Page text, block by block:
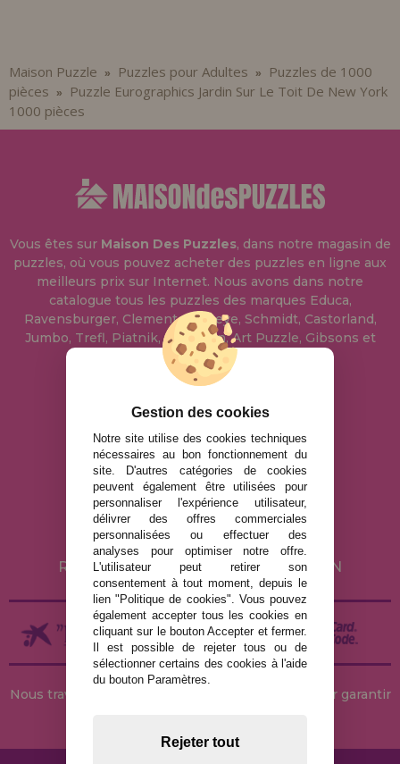
Maison Puzzle » Puzzles pour Adultes »
Puzzles de 1000
pièces »
Puzzle Eurographics Jardin Sur Le Toit De New York
1000 pièces
Vous êtes sur Maison Des Puzzles, dans notre magasin de
puzzles, où vous pouvez acheter des puzzles en ligne aux
meilleurs prix sur Internet. Nous avons dans notre
catalogue tous les puzzles des marques Educa,
Ravensburger, Clementoni, Heye, Schmidt, Castorland,
Jumbo, Trefl, Piatnik, Anatolian, Art Puzzle, Gibsons et
bien d'autres.
info@maisondespuzzles.fr
MENTIONS LÉGALES
POLITIQUE DE CONFIDENTIALITÉ
POLITIQUE DE COOKIES
LIVRAISON ET RETOUR
RETOURS / DROIT DE RÉTRACTATION
Nous travaillons avec des stocks permanents pour garantir
Gestion des cookies
Notre site utilise des cookies techniques
nécessaires au bon fonctionnement du
site. D'autres catégories de cookies
peuvent également être utilisées pour
personnaliser l'expérience utilisateur,
délivrer des offres commerciales
personnalisées ou effectuer des
analyses pour optimiser notre offre.
L'utilisateur peut retirer son
consentement à tout moment, depuis le
lien "Politique de cookies". Vous pouvez
également accepter tous les cookies en
cliquant sur le bouton Accepter et fermer.
Il est possible de rejeter tous ou de
sélectionner certains des cookies à l'aide
du bouton Paramètres.
Rejeter tout